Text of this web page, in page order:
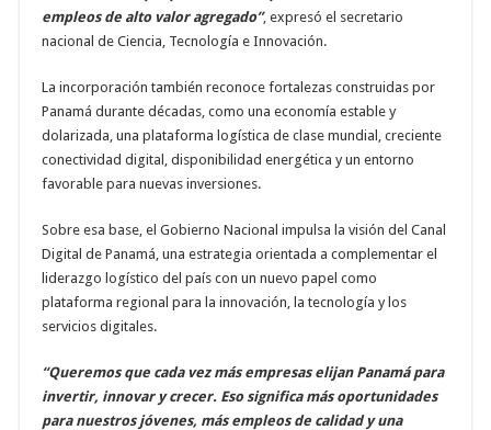
empleos de alto valor agregado”, expresó el secretario
nacional de Ciencia, Tecnología e Innovación.
La incorporación también reconoce fortalezas construidas por
Panamá durante décadas, como una economía estable y
dolarizada, una plataforma logística de clase mundial, creciente
conectividad digital, disponibilidad energética y un entorno
favorable para nuevas inversiones.
Sobre esa base, el Gobierno Nacional impulsa la visión del Canal
Digital de Panamá, una estrategia orientada a complementar el
liderazgo logístico del país con un nuevo papel como
plataforma regional para la innovación, la tecnología y los
servicios digitales.
“Queremos que cada vez más empresas elijan Panamá para
invertir, innovar y crecer. Eso significa más oportunidades
para nuestros jóvenes, más empleos de calidad y una